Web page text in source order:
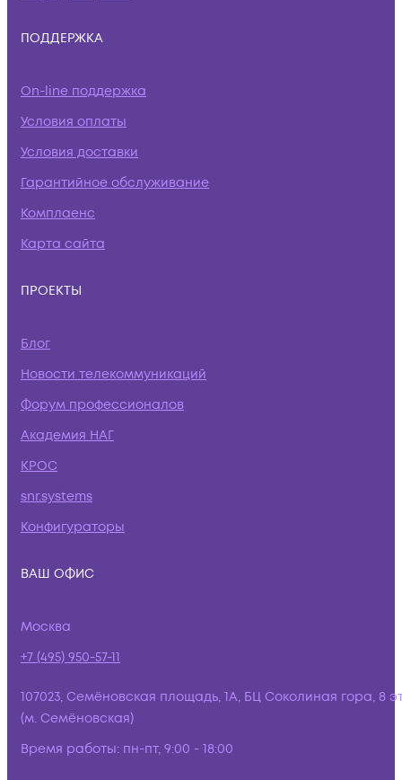
ПОДДЕРЖКА
On-line поддержка
Условия оплаты
Условия доставки
Гарантийное обслуживание
Комплаенс
Карта сайта
ПРОЕКТЫ
Блог
Новости телекоммуникаций
Форум профессионалов
Академия НАГ
КРОС
snr.systems
Конфигураторы
ВАШ ОФИС
Москва
+7 (495) 950-57-11
107023, Семёновская площадь, 1А, БЦ Соколиная гора, 8
(м. Семёновская)
Время работы: пн-пт, 9:00 - 18:00